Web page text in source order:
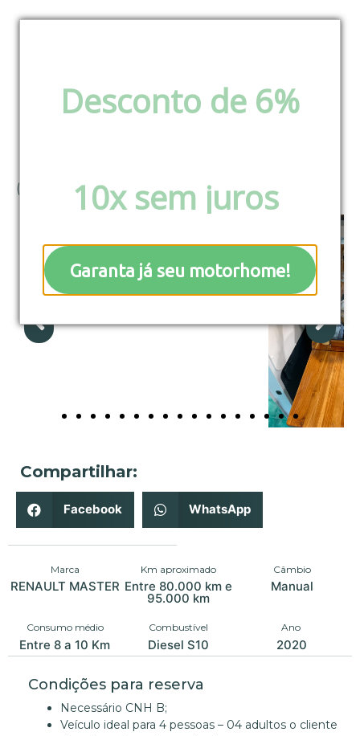
Desconto de 6%
10x sem juros
Garanta já seu motorhome!
Aloha
(19) 
Compartilhar:
Facebook WhatsApp
Marca
RENAULT MASTER
Km aproximado
Entre 80.000 km e
95.000 km
Câmbio
Manual
Consumo médio
Entre 8 a 10 Km
Combustível
Diesel S10
Ano
2020
Condições para reserva
Necessário CNH B;
Veículo ideal para 4 pessoas – 04 adultos o cliente